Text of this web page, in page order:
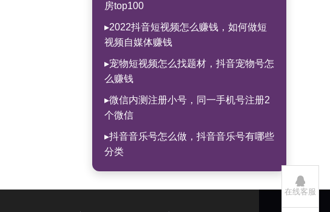
房top100
▸2022抖音短视频怎么赚钱，如何做短
视频自媒体赚钱
▸宠物短视频怎么找题材，抖音宠物号怎
么赚钱
▸微信内测注册小号，同一手机号注册2
个微信
▸抖音音乐号怎么做，抖音音乐号有哪些
分类
在线客服